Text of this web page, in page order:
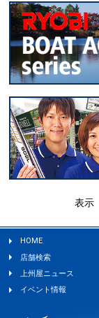
表示
HOME
店舗検索
上州屋ニュース
イベント情報